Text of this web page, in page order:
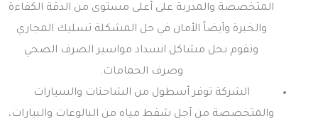
المتخصصة والمدربة على أعلى مستوى من الدقة الكفاءة
والخبرة وأيضاً الأمان في حل المشكلة تسليك المجاري
وتقوم بحل مشاكل انسداد مواسير الصرف الصحي
وصرف الحمامات.
الشركة توفر أسطول من الشاحنات والسيارات
والمتخصصة من أجل شفط مياه من البالوعات والبيارات،